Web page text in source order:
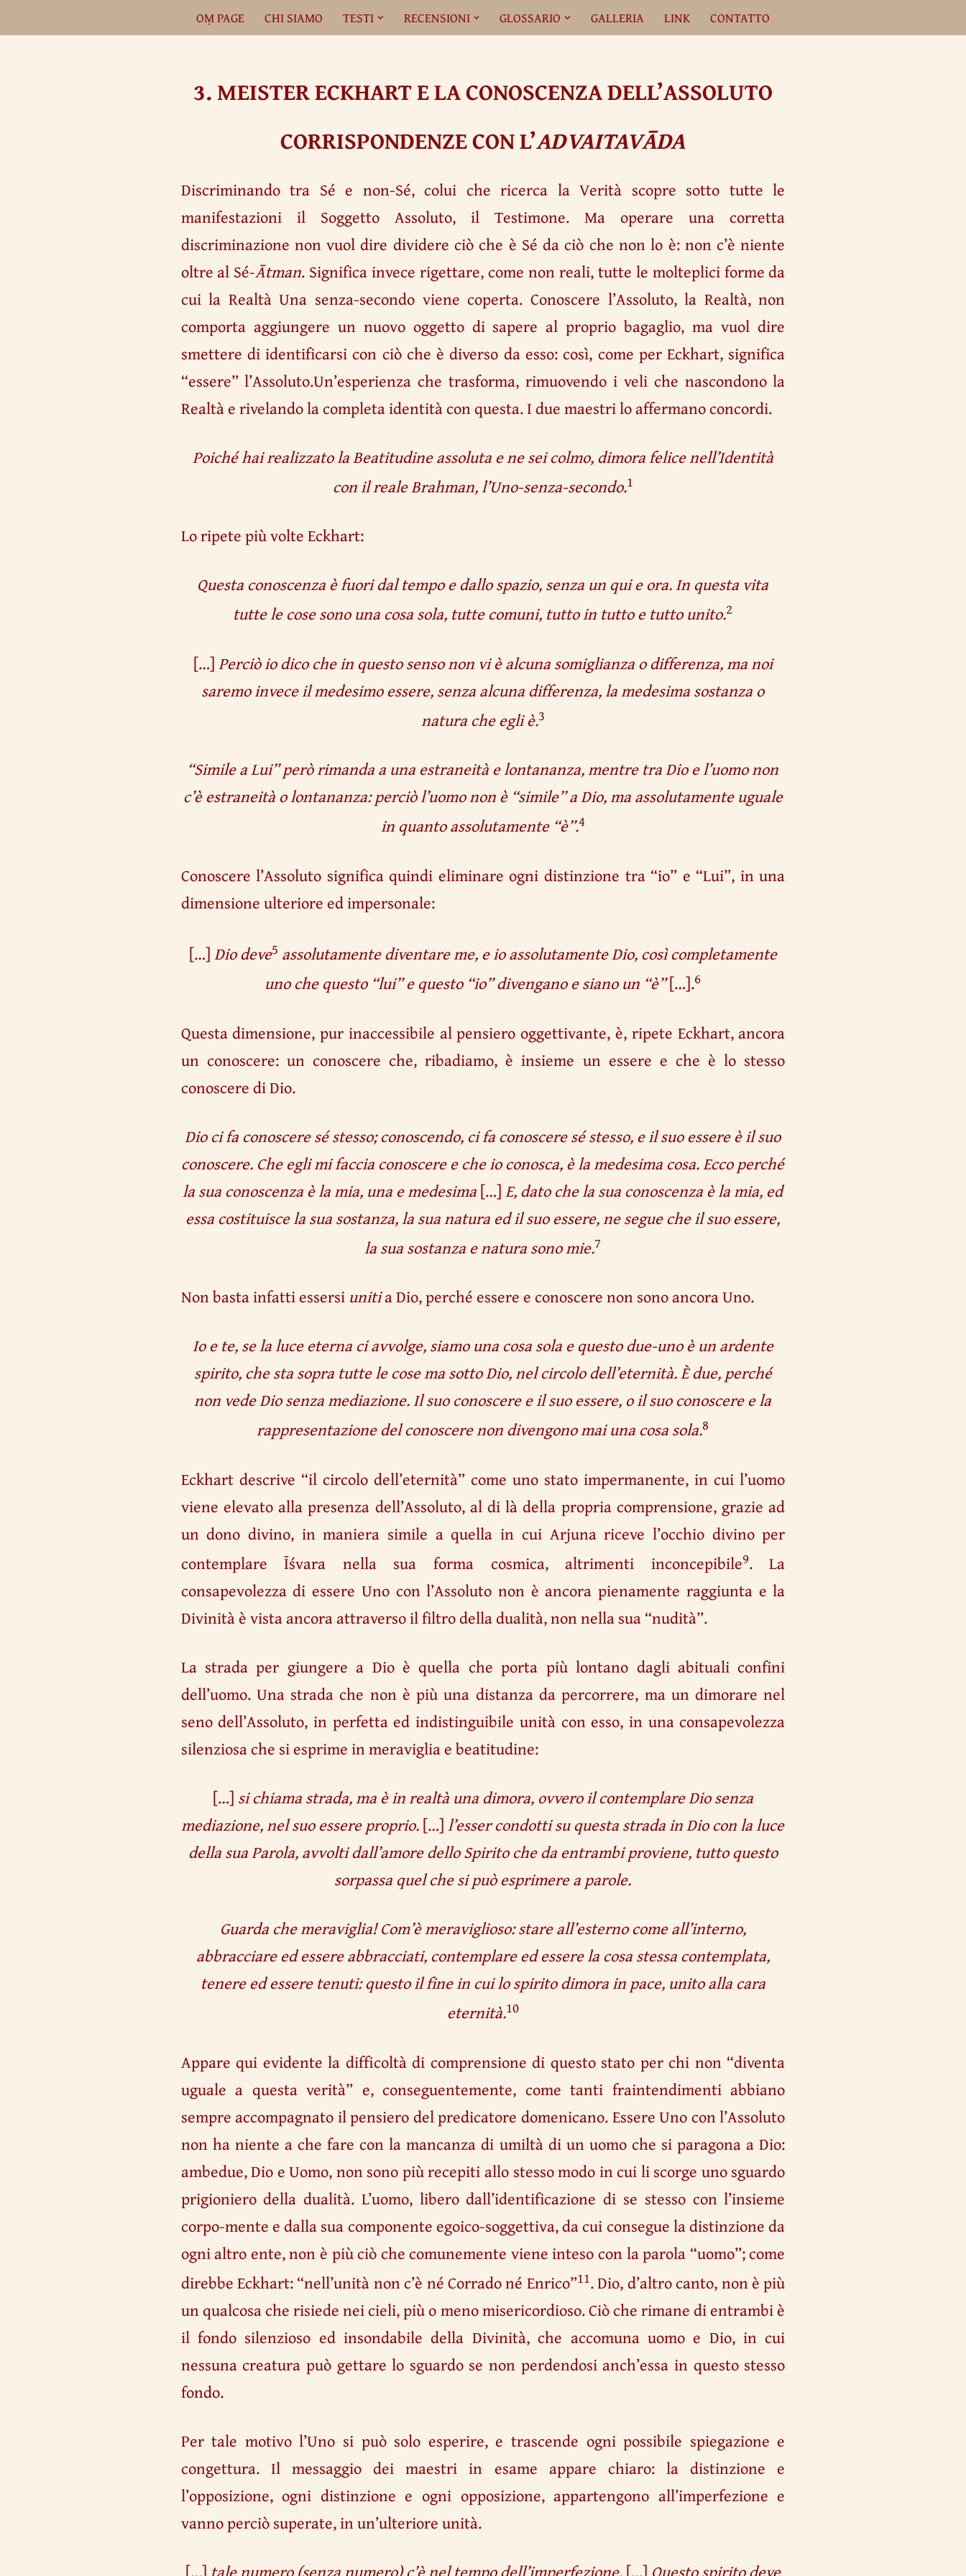
Vai
OṂ PAGE CHI SIAMO TESTI RECENSIONI GLOSSARIO GALLERIA LINK CONTATTO
3.MEISTER ECKHART E LA CONOSCENZA DELL’ASSOLUTO
CORRISPONDENZE CON L’ADVAITAVĀDA
Discriminando tra Sé e non-Sé, colui che ricerca la Verità scopre sotto tutte le
manifestazioni il Soggetto Assoluto, il Testimone. Ma operare una corretta
discriminazione non vuol dire dividere ciò che è Sé da ciò che non lo è: non c’è niente
oltre al Sé-Ātman. Significa invece rigettare, come non reali, tutte le molteplici forme da
cui la Realtà Una senza-secondo viene coperta. Conoscere l’Assoluto, la Realtà, non
comporta aggiungere un nuovo oggetto di sapere al proprio bagaglio, ma vuol dire
smettere di identificarsi con ciò che è diverso da esso: così, come per Eckhart, significa
“essere” l’Assoluto.Un’esperienza che trasforma, rimuovendo i veli che nascondono la
Realtà e rivelando la completa identità con questa. I due maestri lo affermano concordi.
Poiché hai realizzato la Beatitudine assoluta e ne sei colmo, dimora felice nell’Identità
con il reale Brahman, l’Uno-senza-secondo.1
Lo ripete più volte Eckhart:
Questa conoscenza è fuori dal tempo e dallo spazio, senza un qui e ora. In questa vita
tutte le cose sono una cosa sola, tutte comuni, tutto in tutto e tutto unito.2
[…]Perciò io dico che in questo senso non vi è alcuna somiglianza o differenza, ma noi
saremo invece il medesimo essere, senza alcuna differenza, la medesima sostanza o
natura che egli è.3
“Simile a Lui” però rimanda a una estraneità e lontananza, mentre tra Dio e l’uomo non
c’è estraneità o lontananza: perciò l’uomo non è “simile” a Dio, ma assolutamente uguale
in quanto assolutamente “è”.4
Conoscere l’Assoluto significa quindi eliminare ogni distinzione tra “io” e “Lui”, in una
dimensione ulteriore ed impersonale:
[…]Dio deve5 assolutamente diventare me, e io assolutamente Dio, così completamente
uno che questo “lui” e questo “io” divengano e siano un “è”[…].6
Questa dimensione, pur inaccessibile al pensiero oggettivante, è, ripete Eckhart, ancora
un conoscere: un conoscere che, ribadiamo, è insieme un essere e che è lo stesso
conoscere di Dio.
Dio ci fa conoscere sé stesso; conoscendo, ci fa conoscere sé stesso, e il suo essere è il suo
conoscere. Che egli mi faccia conoscere e che io conosca, è la medesima cosa. Ecco perché
la sua conoscenza è la mia, una e medesima[…]E, dato che la sua conoscenza è la mia, ed
essa costituisce la sua sostanza, la sua natura ed il suo essere, ne segue che il suo essere,
la sua sostanza e natura sono mie.7
Non basta infatti essersi unitia Dio, perché essere e conoscere non sono ancora Uno.
Io e te, se la luce eterna ci avvolge, siamo una cosa sola e questo due-uno è un ardente
spirito, che sta sopra tutte le cose ma sotto Dio, nel circolo dell’eternità. È due, perché
non vede Dio senza mediazione. Il suo conoscere e il suo essere, o il suo conoscere e la
rappresentazione del conoscere non divengono mai una cosa sola.8
Eckhart descrive “il circolo dell’eternità” come uno stato impermanente, in cui l’uomo
viene elevato alla presenza dell’Assoluto, al di là della propria comprensione, grazie ad
un dono divino, in maniera simile a quella in cui Arjuna riceve l’occhio divino per
contemplare Īśvara nella sua forma cosmica, altrimenti inconcepibile9. La
consapevolezza di essere Uno con l’Assoluto non è ancora pienamente raggiunta e la
Divinità è vista ancora attraverso il filtro della dualità, non nella sua “nudità”.
La strada per giungere a Dio è quella che porta più lontano dagli abituali confini
dell’uomo. Una strada che non è più una distanza da percorrere, ma un dimorare nel
seno dell’Assoluto, in perfetta ed indistinguibile unità con esso, in una consapevolezza
silenziosa che si esprime in meraviglia e beatitudine:
[…] si chiama strada, ma è in realtà una dimora, ovvero il contemplare Dio senza
mediazione, nel suo essere proprio.[…]l’esser condotti su questa strada in Dio con la luce
della sua Parola, avvolti dall’amore dello Spirito che da entrambi proviene, tutto questo
sorpassa quel che si può esprimere a parole.
Guarda che meraviglia! Com’è meraviglioso: stare all’esterno come all’interno,
abbracciare ed essere abbracciati, contemplare ed essere la cosa stessa contemplata,
tenere ed essere tenuti: questo il fine in cui lo spirito dimora in pace, unito alla cara
eternità.10
Appare qui evidente la difficoltà di comprensione di questo stato per chi non “diventa
uguale a questa verità” e, conseguentemente, come tanti fraintendimenti abbiano
sempre accompagnato il pensiero del predicatore domenicano. Essere Uno con l’Assoluto
non ha niente a che fare con la mancanza di umiltà di un uomo che si paragona a Dio:
ambedue, Dio e Uomo, non sono più recepiti allo stesso modo in cui li scorge uno sguardo
prigioniero della dualità. L’uomo, libero dall’identificazione di se stesso con l’insieme
corpo-mente e dalla sua componente egoico-soggettiva, da cui consegue la distinzione da
ogni altro ente, non è più ciò che comunemente viene inteso con la parola “uomo”; come
direbbe Eckhart: “nell’unità non c’è né Corrado né Enrico”11. Dio, d’altro canto, non è più
un qualcosa che risiede nei cieli, più o meno misericordioso. Ciò che rimane di entrambi è
il fondo silenzioso ed insondabile della Divinità, che accomuna uomo e Dio, in cui
nessuna creatura può gettare lo sguardo se non perdendosi anch’essa in questo stesso
fondo.
Per tale motivo l’Uno si può solo esperire, e trascende ogni possibile spiegazione e
congettura. Il messaggio dei maestri in esame appare chiaro: la distinzione e
l’opposizione, ogni distinzione e ogni opposizione, appartengono all’imperfezione e
vanno perciò superate, in un’ulteriore unità.